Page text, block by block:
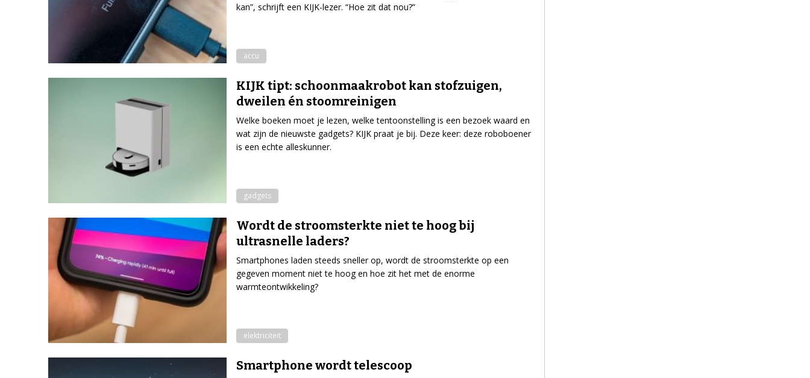
kan”, schrijft een KIJK-lezer. “Hoe zit dat nou?”
accu
KIJK tipt: schoonmaakrobot kan stofzuigen,
dweilen én stoomreinigen
Welke boeken moet je lezen, welke tentoonstelling is een bezoek waard en
wat zijn de nieuwste gadgets? KIJK praat je bij. Deze keer: deze roboboener
is een echte alleskunner.
gadgets
Wordt de stroomsterkte niet te hoog bij
ultrasnelle laders?
Smartphones laden steeds sneller op, wordt de stroomsterkte op een
gegeven moment niet te hoog en hoe zit het met de enorme
warmteontwikkeling?
elektriciteit
Smartphone wordt telescoop